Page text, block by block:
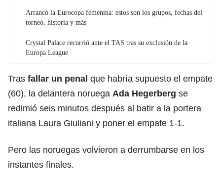
Arrancó la Eurocopa femenina: estos son los grupos, fechas del
torneo, historia y más
Crystal Palace recurrió ante el TAS tras su exclusión de la
Europa League
Tras fallar un penal que habría supuesto el empate
(60), la delantera noruega Ada Hegerberg se
redimió seis minutos después al batir a la portera
italiana Laura Giuliani y poner el empate 1-1.
Pero las noruegas volvieron a derrumbarse en los
instantes finales.